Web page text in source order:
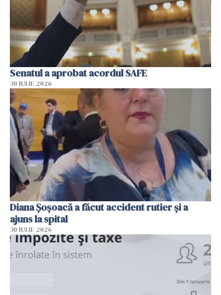
Senatul a aprobat acordul SAFE
30 IULIE 2026
Diana Șoșoacă a făcut accident rutier și a
ajuns la spital
30 IULIE 2026